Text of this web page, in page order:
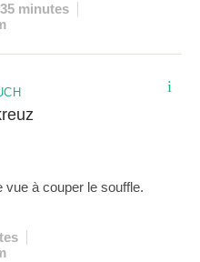
minutes
i
vue à couper le souffle.